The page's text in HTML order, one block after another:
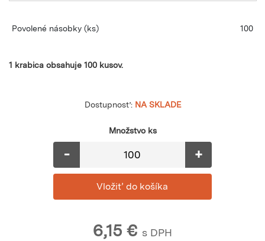
Povolené násobky (ks) 100
1 krabica obsahuje 100 kusov.
Dostupnosť: NA SKLADE
Množstvo ks
- +
6,15 € s DPH